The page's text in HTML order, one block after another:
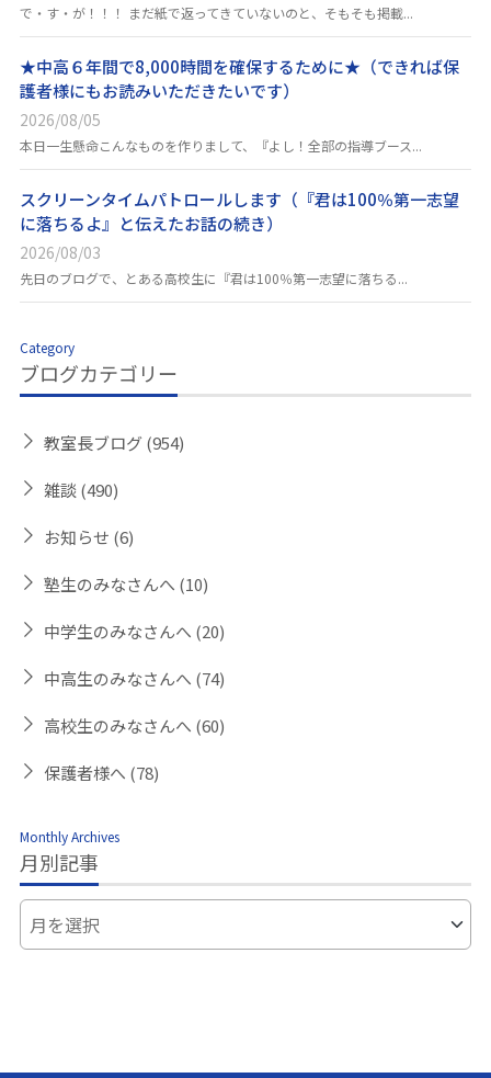
で・す・が！！！ まだ紙で返ってきていないのと、そもそも掲載...
★中高６年間で8,000時間を確保するために★（できれば保
護者様にもお読みいただきたいです）
2026/08/05
本日一生懸命こんなものを作りまして、『よし！全部の指導ブース...
スクリーンタイムパトロールします（『君は100％第一志望
に落ちるよ』と伝えたお話の続き）
2026/08/03
先日のブログで、とある高校生に『君は100％第一志望に落ちる...
Category
ブログカテゴリー
教室長ブログ(954)
雑談(490)
お知らせ (6)
塾生のみなさんへ (10)
中学生のみなさんへ (20)
中高生のみなさんへ (74)
高校生のみなさんへ (60)
保護者様へ (78)
Monthly Archives
月別記事